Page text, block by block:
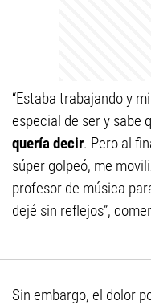
“Estaba trabajando y
especial de ser y sabe
quería decir. Pero al
súper golpeó, me
profesor de música
dejé sin reflejos”,
Sin embargo, el dolor